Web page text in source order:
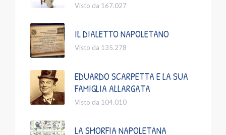
Visto da 167.027
IL DIALETTO NAPOLETANO
Visto da 135.278
EDUARDO SCARPETTA E LA SUA
FAMIGLIA ALLARGATA
Visto da 104.010
LA SMORFIA NAPOLETANA